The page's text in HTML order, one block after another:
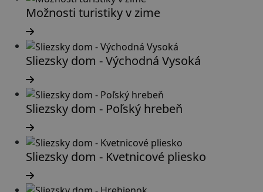
Možnosti turistiky v zime
Sliezsky dom - Východná Vysoká
Sliezsky dom - Poľský hrebeň
Sliezsky dom - Kvetnicové pliesko